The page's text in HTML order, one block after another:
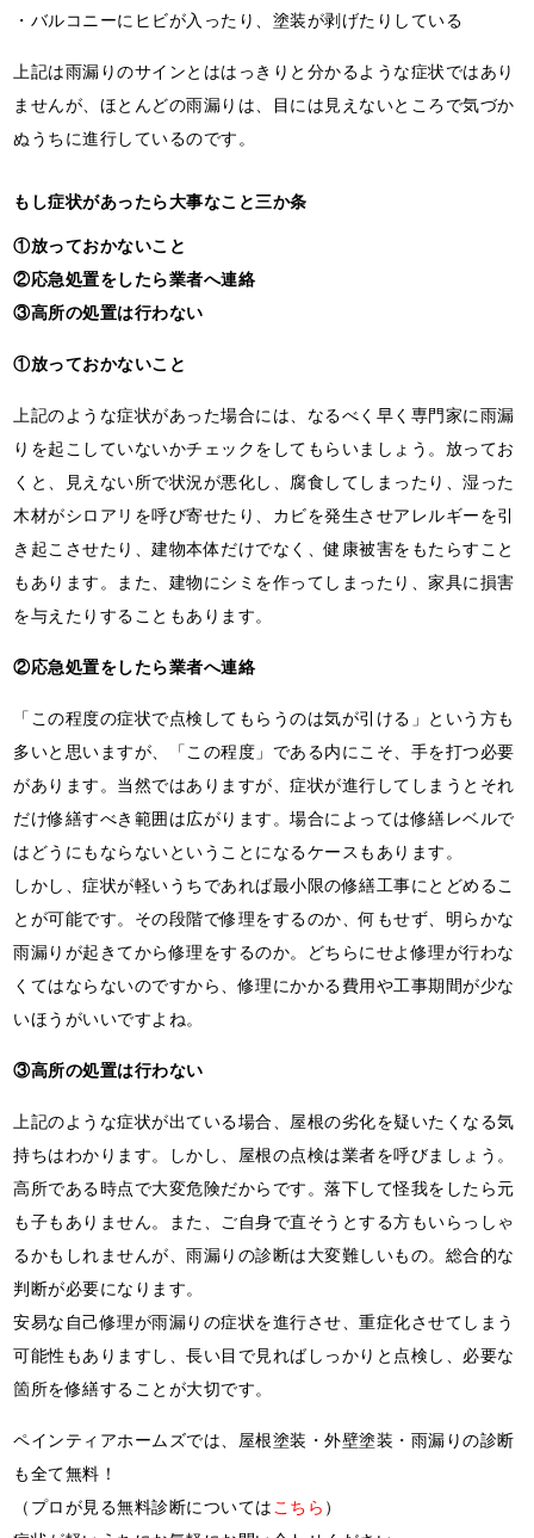
・バルコニーにヒビが入ったり、塗装が剥げたりしている
上記は雨漏りのサインとははっきりと分かるような症状ではあり
ませんが、ほとんどの雨漏りは、目には見えないところで気づか
ぬうちに進行しているのです。
もし症状があったら大事なこと三か条
①放っておかないこと
②応急処置をしたら業者へ連絡
③高所の処置は行わない
①放っておかないこと
上記のような症状があった場合には、なるべく早く専門家に雨漏
りを起こしていないかチェックをしてもらいましょう。放ってお
くと、見えない所で状況が悪化し、腐食してしまったり、湿った
木材がシロアリを呼び寄せたり、カビを発生させアレルギーを引
き起こさせたり、建物本体だけでなく、健康被害をもたらすこと
もあります。また、建物にシミを作ってしまったり、家具に損害
を与えたりすることもあります。
②応急処置をしたら業者へ連絡
「この程度の症状で点検してもらうのは気が引ける」という方も
多いと思いますが、「この程度」である内にこそ、手を打つ必要
があります。当然ではありますが、症状が進行してしまうとそれ
だけ修繕すべき範囲は広がります。場合によっては修繕レベルで
はどうにもならないということになるケースもあります。
しかし、症状が軽いうちであれば最小限の修繕工事にとどめるこ
とが可能です。その段階で修理をするのか、何もせず、明らかな
雨漏りが起きてから修理をするのか。どちらにせよ修理が行わな
くてはならないのですから、修理にかかる費用や工事期間が少な
いほうがいいですよね。
③高所の処置は行わない
上記のような症状が出ている場合、屋根の劣化を疑いたくなる気
持ちはわかります。しかし、屋根の点検は業者を呼びましょう。
高所である時点で大変危険だからです。落下して怪我をしたら元
も子もありません。また、ご自身で直そうとする方もいらっしゃ
るかもしれませんが、雨漏りの診断は大変難しいもの。総合的な
判断が必要になります。
安易な自己修理が雨漏りの症状を進行させ、重症化させてしまう
可能性もありますし、長い目で見ればしっかりと点検し、必要な
箇所を修繕することが大切です。
ペインティアホームズでは、屋根塗装・外壁塗装・雨漏りの診断
も全て無料！
（プロが見る無料診断についてはこちら ）